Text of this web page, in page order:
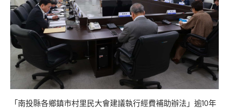
「南投縣各鄉鎮市村里民大會建議執行經費補助辦法」逾10年